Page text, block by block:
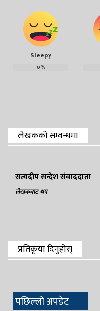
Sleepy
0%
लेखकको सम्वन्धमा
सत्यदीप सन्देश संवाददाता
लेखकबाट थप
प्रतिकृया दिनुहोस्
पछिल्लो अपडेट